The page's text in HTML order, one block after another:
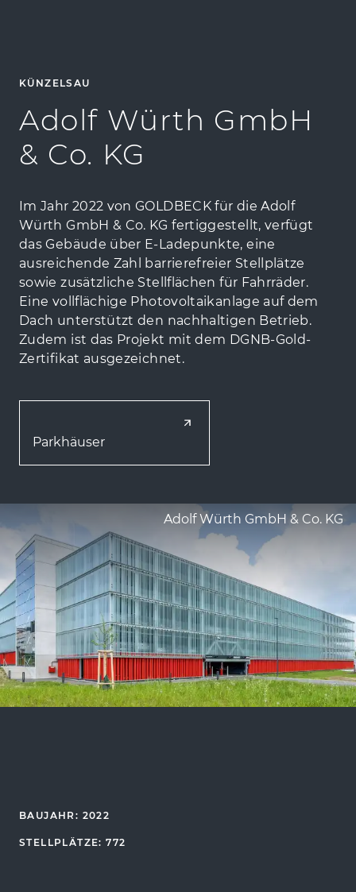
KÜNZELSAU
Adolf Würth GmbH
& Co. KG
Im Jahr 2022 von GOLDBECK für die Adolf
Würth GmbH & Co. KG fertiggestellt, verfügt
das Gebäude über E-Ladepunkte, eine
ausreichende Zahl barrierefreier Stellplätze
sowie zusätzliche Stellflächen für Fahrräder.
Eine vollflächige Photovoltaikanlage auf dem
Dach unterstützt den nachhaltigen Betrieb.
Zudem ist das Projekt mit dem DGNB-Gold-
Zertifikat ausgezeichnet.
Parkhäuser
Adolf Würth GmbH & Co. KG
BAUJAHR: 2022
STELLPLÄTZE: 772